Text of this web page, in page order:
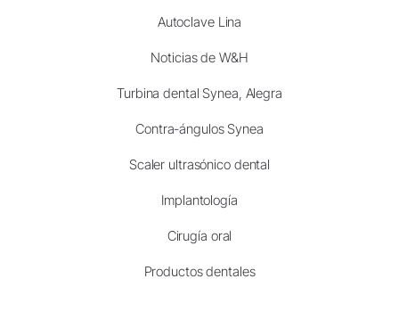
Autoclave Lina
Noticias de W&H
Turbina dental Synea, Alegra
Contra-ángulos Synea
Scaler ultrasónico dental
Implantología
Cirugía oral
Productos dentales